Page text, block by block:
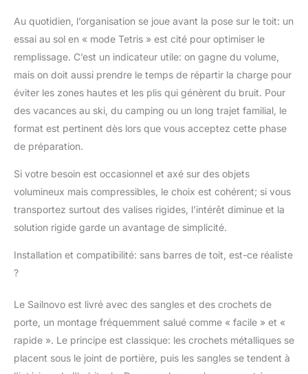
neige et protège votre
propriété contre les
dommages. 【Le
design le plus sûr】4
sangles réglables
renforcées, 2 sangles
longues extra mobiles,
4 crochets de porte,
même sur les
cahoteuses. Lorsqu'il
n'est pas utilisé, le sac
de toit peut être placé
rangement, occupant
satisfaction à 100%】
Pour toute question ou
préoccupation,
n'hésitez pas à nous
contacter à tout
moment. Notre équipe
Au quotidien, l’organisation se joue avant la pose sur le toit: un
essai au sol en « mode Tetris » est cité pour optimiser le
remplissage. C’est un indicateur utile: on gagne du volume,
mais on doit aussi prendre le temps de répartir la charge pour
éviter les zones hautes et les plis qui génèrent du bruit. Pour
des vacances au ski, du camping ou un long trajet familial, le
format est pertinent dès lors que vous acceptez cette phase
de préparation.
Si votre besoin est occasionnel et axé sur des objets
volumineux mais compressibles, le choix est cohérent; si vous
transportez surtout des valises rigides, l’intérêt diminue et la
solution rigide garde un avantage de simplicité.
Installation et compatibilité: sans barres de toit, est-ce réaliste
?
Le Sailnovo est livré avec des sangles et des crochets de
porte, un montage fréquemment salué comme « facile » et «
rapide ». Le principe est classique: les crochets métalliques se
placent sous le joint de portière, puis les sangles se tendent à